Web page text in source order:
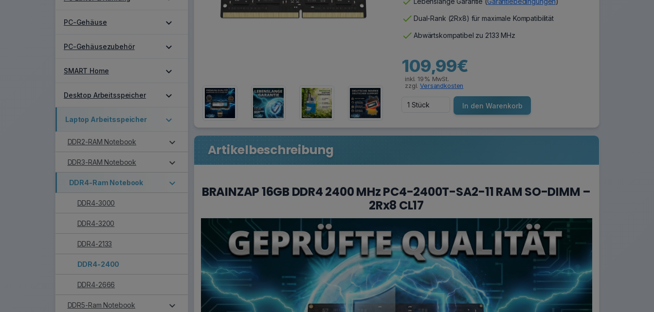
PC-Gehäuse expand_more
PC-Gehäusezubehör expand_more
SMART Home expand_more
Desktop Arbeitsspeicher expand_more
Laptop Arbeitsspeicher expand_more
DDR2-RAM Notebook expand_more
DDR3-RAM Notebook expand_more
DDR4-Ram Notebook expand_more
DDR4-3000
DDR4-3200
DDR4-2133
DDR4-2400
DDR4-2666
DDR5-Ram Notebook expand_more
check Dual-Rank (2Rx8) für maximale Kompatibilität
check Abwärtskompatibel zu 2133 MHz
109,99€
inkl. 19% MwSt.
zzgl.Versandkosten
In den Warenkorb
Artikelbeschreibung
BRAINZAP 16GB DDR4 2400 MHz PC4-2400T-SA2-11 RAM SO-DIMM –
2Rx8 CL17